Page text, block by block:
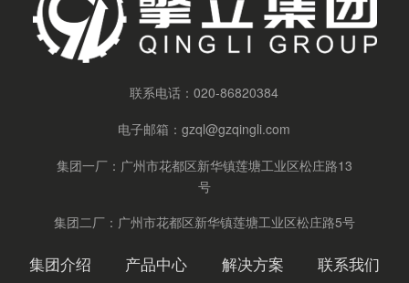
联系电话：020-86820384
电子邮箱：gzql@gzqingli.com
集团一厂：广州市花都区新华镇莲塘工业区松庄路13
号
集团二厂：广州市花都区新华镇莲塘工业区松庄路5号
集团介绍 产品中心 解决方案 联系我们